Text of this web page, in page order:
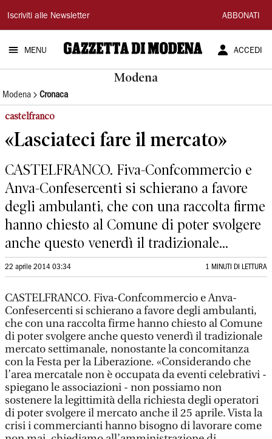
Gazzetta
di
Modena
Iscriviti alle Newsletter ABBONATI
MENU ACCEDI
Modena
Modena Cronaca
castelfranco
«Lasciateci fare il mercato»
CASTELFRANCO. Fiva-Confcommercio e
Anva-Confesercenti si schierano a favore
degli ambulanti, che con una raccolta firme
hanno chiesto al Comune di poter svolgere
anche questo venerdì il tradizionale...
22 aprile 2014 03:34 1 MINUTI DI LETTURA
CASTELFRANCO. Fiva-Confcommercio e Anva-
Confesercenti si schierano a favore degli ambulanti,
che con una raccolta firme hanno chiesto al Comune
di poter svolgere anche questo venerdì il tradizionale
mercato settimanale, nonostante la concomitanza
con la Festa per la Liberazione. «Considerando che
l’area mercatale non è occupata da eventi celebrativi -
spiegano le associazioni - non possiamo non
sostenere la legittimità della richiesta degli operatori
di poter svolgere il mercato anche il 25 aprile. Vista la
crisi i commercianti hanno bisogno di lavorare come